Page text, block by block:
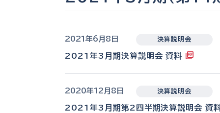
2021年6月8日 決算説明会
2021年3月期決算説明会 資料
2020年12月8日 決算説明会
2021年3月期第2四半期決算説明会 資